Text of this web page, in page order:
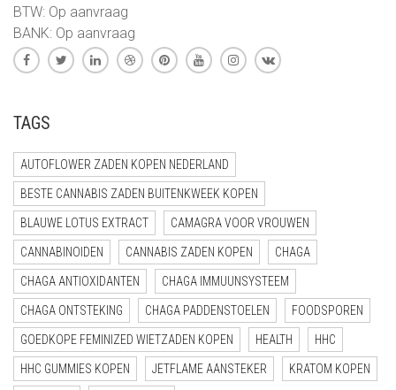
BTW: Op aanvraag
BANK: Op aanvraag
TAGS
AUTOFLOWER ZADEN KOPEN NEDERLAND
BESTE CANNABIS ZADEN BUITENKWEEK KOPEN
BLAUWE LOTUS EXTRACT CAMAGRA VOOR VROUWEN
CANNABINOIDEN CANNABIS ZADEN KOPEN CHAGA
CHAGA ANTIOXIDANTEN CHAGA IMMUUNSYSTEEM
CHAGA ONTSTEKING CHAGA PADDENSTOELEN FOODSPOREN
GOEDKOPE FEMINIZED WIETZADEN KOPEN HEALTH HHC
HHC GUMMIES KOPEN JETFLAME AANSTEKER KRATOM KOPEN